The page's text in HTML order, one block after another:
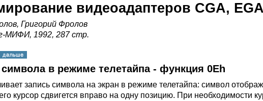
видеоадаптеров CGA,
Григорий Фролов
МИФИ, 1992, 287 стр.
в режиме телетайпа - функция 0Eh
запись символа на экран в режиме телетайпа: символ
курсор сдвигется вправо на одну позицию. При необходимости